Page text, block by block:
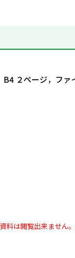
２ページ，フ
料は閲覧出来ません。